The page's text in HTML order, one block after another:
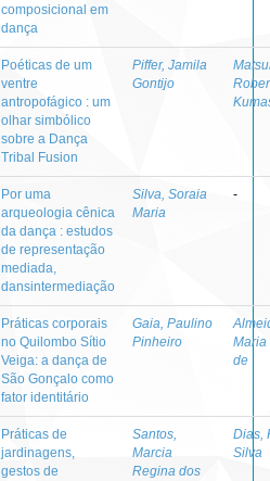
composicional em
dança
Poéticas de um
ventre
antropofágico : um
olhar simbólico
sobre a Dança
Tribal Fusion
Piffer, Jamila
Gontijo
Por uma
arqueologia cênica
da dança : estudos
de representação
mediada,
dansintermediação
Silva, Soraia
Maria
-
Práticas corporais
no Quilombo Sítio
Veiga: a dança de
São Gonçalo como
fator identitário
Gaia, Paulino
Pinheiro
Maria
de
Práticas de
jardinagens,
gestos de
Santos,
Marcia
Regina dos
Dias,
Silva